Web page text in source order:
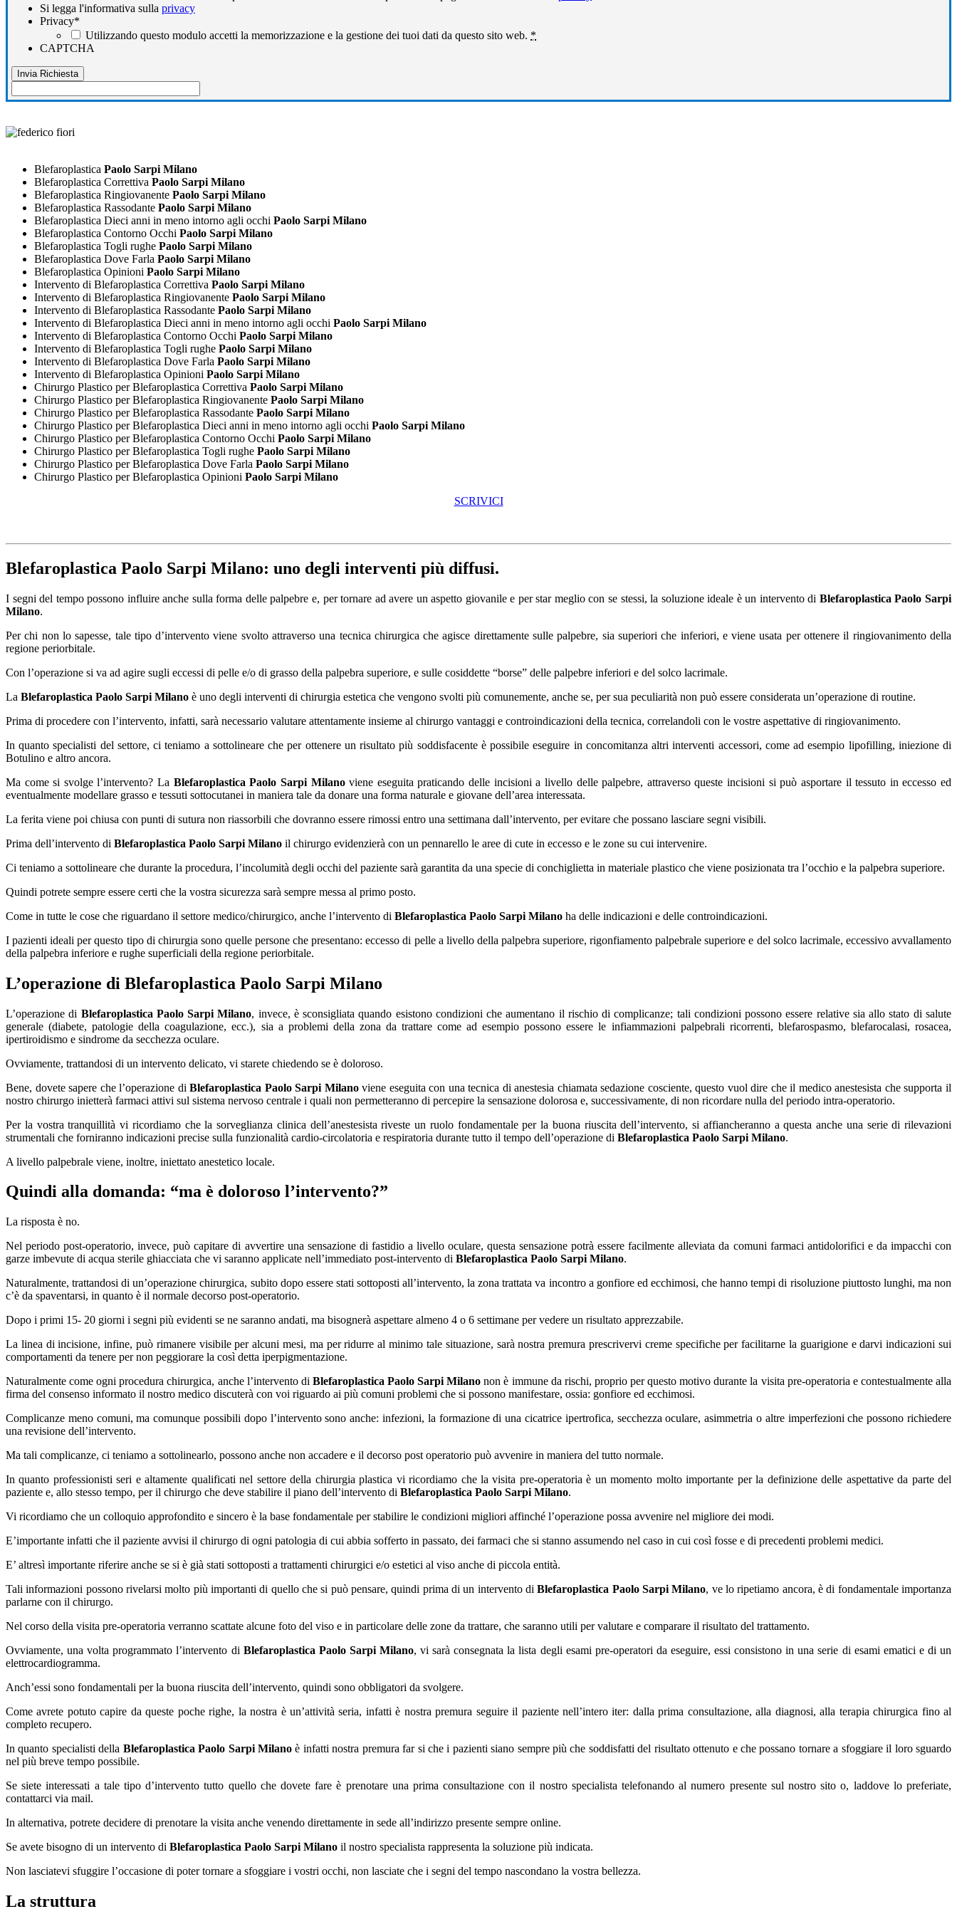
Si legga l'informativa sulla privacy
Privacy*
Utilizzando questo modulo accetti la memorizzazione e la gestione dei tuoi dati da questo sito web. *
CAPTCHA
Blefaroplastica Paolo Sarpi Milano
Blefaroplastica Correttiva Paolo Sarpi Milano
Blefaroplastica Ringiovanente Paolo Sarpi Milano
Blefaroplastica Rassodante Paolo Sarpi Milano
Blefaroplastica Dieci anni in meno intorno agli occhi Paolo Sarpi Milano
Blefaroplastica Contorno Occhi Paolo Sarpi Milano
Blefaroplastica Togli rughe Paolo Sarpi Milano
Blefaroplastica Dove Farla Paolo Sarpi Milano
Blefaroplastica Opinioni Paolo Sarpi Milano
Intervento di Blefaroplastica Correttiva Paolo Sarpi Milano
Intervento di Blefaroplastica Ringiovanente Paolo Sarpi Milano
Intervento di Blefaroplastica Rassodante Paolo Sarpi Milano
Intervento di Blefaroplastica Dieci anni in meno intorno agli occhi Paolo Sarpi Milano
Intervento di Blefaroplastica Contorno Occhi Paolo Sarpi Milano
Intervento di Blefaroplastica Togli rughe Paolo Sarpi Milano
Intervento di Blefaroplastica Dove Farla Paolo Sarpi Milano
Intervento di Blefaroplastica Opinioni Paolo Sarpi Milano
Chirurgo Plastico per Blefaroplastica Correttiva Paolo Sarpi Milano
Chirurgo Plastico per Blefaroplastica Ringiovanente Paolo Sarpi Milano
Chirurgo Plastico per Blefaroplastica Rassodante Paolo Sarpi Milano
Chirurgo Plastico per Blefaroplastica Dieci anni in meno intorno agli occhi Paolo Sarpi Milano
Chirurgo Plastico per Blefaroplastica Contorno Occhi Paolo Sarpi Milano
Chirurgo Plastico per Blefaroplastica Togli rughe Paolo Sarpi Milano
Chirurgo Plastico per Blefaroplastica Dove Farla Paolo Sarpi Milano
Chirurgo Plastico per Blefaroplastica Opinioni Paolo Sarpi Milano
SCRIVICI
Blefaroplastica Paolo Sarpi Milano: uno degli interventi più diffusi.
I segni del tempo possono influire anche sulla forma delle palpebre e, per tornare ad avere un aspetto giovanile e per star meglio con se stessi, la soluzione ideale è un intervento di Blefaroplastica Paolo Sarpi
Milano.
Per chi non lo sapesse, tale tipo d’intervento viene svolto attraverso una tecnica chirurgica che agisce direttamente sulle palpebre, sia superiori che inferiori, e viene usata per ottenere il ringiovanimento della
regione periorbitale.
Con l’operazione si va ad agire sugli eccessi di pelle e/o di grasso della palpebra superiore, e sulle cosiddette “borse” delle palpebre inferiori e del solco lacrimale.
La Blefaroplastica Paolo Sarpi Milano è uno degli interventi di chirurgia estetica che vengono svolti più comunemente, anche se, per sua peculiarità non può essere considerata un’operazione di routine.
Prima di procedere con l’intervento, infatti, sarà necessario valutare attentamente insieme al chirurgo vantaggi e controindicazioni della tecnica, correlandoli con le vostre aspettative di ringiovanimento.
In quanto specialisti del settore, ci teniamo a sottolineare che per ottenere un risultato più soddisfacente è possibile eseguire in concomitanza altri interventi accessori, come ad esempio lipofilling, iniezione di
Botulino e altro ancora.
Ma come si svolge l’intervento? La Blefaroplastica Paolo Sarpi Milanoviene eseguita praticando delle incisioni a livello delle palpebre, attraverso queste incisioni si può asportare il tessuto in eccesso ed
eventualmente modellare grasso e tessuti sottocutanei in maniera tale da donare una forma naturale e giovane dell’area interessata.
La ferita viene poi chiusa con punti di sutura non riassorbili che dovranno essere rimossi entro una settimana dall’intervento, per evitare che possano lasciare segni visibili.
Prima dell’intervento di Blefaroplastica Paolo Sarpi Milano il chirurgo evidenzierà con un pennarello le aree di cute in eccesso e le zone su cui intervenire.
Ci teniamo a sottolineare che durante la procedura, l’incolumità degli occhi del paziente sarà garantita da una specie di conchiglietta in materiale plastico che viene posizionata tra l’occhio e la palpebra superiore.
Quindi potrete sempre essere certi che la vostra sicurezza sarà sempre messa al primo posto.
Come in tutte le cose che riguardano il settore medico/chirurgico, anche l’intervento di Blefaroplastica Paolo Sarpi Milano ha delle indicazioni e delle controindicazioni.
I pazienti ideali per questo tipo di chirurgia sono quelle persone che presentano: eccesso di pelle a livello della palpebra superiore, rigonfiamento palpebrale superiore e del solco lacrimale, eccessivo avvallamento
della palpebra inferiore e rughe superficiali della regione periorbitale.
L’operazione di Blefaroplastica Paolo Sarpi Milano
L’operazione di Blefaroplastica Paolo Sarpi Milano, invece, è sconsigliata quando esistono condizioni che aumentano il rischio di complicanze; tali condizioni possono essere relative sia allo stato di salute
generale (diabete, patologie della coagulazione, ecc.), sia a problemi della zona da trattare come ad esempio possono essere le infiammazioni palpebrali ricorrenti, blefarospasmo, blefarocalasi, rosacea,
ipertiroidismo e sindrome da secchezza oculare.
Ovviamente, trattandosi di un intervento delicato, vi starete chiedendo se è doloroso.
Bene, dovete sapere che l’operazione diBlefaroplastica Paolo Sarpi Milanoviene eseguita con una tecnica di anestesia chiamata sedazione cosciente, questo vuol dire che il medico anestesista che supporta il
nostro chirurgo inietterà farmaci attivi sul sistema nervoso centrale i quali non permetteranno di percepire la sensazione dolorosa e, successivamente, di non ricordare nulla del periodo intra-operatorio.
Per la vostra tranquillità vi ricordiamo che la sorveglianza clinica dell’anestesista riveste un ruolo fondamentale per la buona riuscita dell’intervento, si affiancheranno a questa anche una serie di rilevazioni
strumentali che forniranno indicazioni precise sulla funzionalità cardio-circolatoria e respiratoria durante tutto il tempo dell’operazione di Blefaroplastica Paolo Sarpi Milano.
A livello palpebrale viene, inoltre, iniettato anestetico locale.
Quindi alla domanda: “ma è doloroso l’intervento?”
La risposta è no.
Nel periodo post-operatorio, invece, può capitare di avvertire una sensazione di fastidio a livello oculare, questa sensazione potrà essere facilmente alleviata da comuni farmaci antidolorifici e da impacchi con
garze imbevute di acqua sterile ghiacciata che vi saranno applicate nell’immediato post-intervento di Blefaroplastica Paolo Sarpi Milano.
Naturalmente, trattandosi di un’operazione chirurgica, subito dopo essere stati sottoposti all’intervento, la zona trattata va incontro a gonfiore ed ecchimosi, che hanno tempi di risoluzione piuttosto lunghi, ma non
c’è da spaventarsi, in quanto è il normale decorso post-operatorio.
Dopo i primi 15- 20 giorni i segni più evidenti se ne saranno andati, ma bisognerà aspettare almeno 4 o 6 settimane per vedere un risultato apprezzabile.
La linea di incisione, infine, può rimanere visibile per alcuni mesi, ma per ridurre al minimo tale situazione, sarà nostra premura prescrivervi creme specifiche per facilitarne la guarigione e darvi indicazioni sui
comportamenti da tenere per non peggiorare la così detta iperpigmentazione.
Naturalmente come ogni procedura chirurgica, anche l’intervento di Blefaroplastica Paolo Sarpi Milano non è immune da rischi, proprio per questo motivo durante la visita pre-operatoria e contestualmente alla
firma del consenso informato il nostro medico discuterà con voi riguardo ai più comuni problemi che si possono manifestare, ossia: gonfiore ed ecchimosi.
Complicanze meno comuni, ma comunque possibili dopo l’intervento sono anche: infezioni, la formazione di una cicatrice ipertrofica, secchezza oculare, asimmetria o altre imperfezioni che possono richiedere
una revisione dell’intervento.
Ma tali complicanze, ci teniamo a sottolinearlo, possono anche non accadere e il decorso post operatorio può avvenire in maniera del tutto normale.
In quanto professionisti seri e altamente qualificati nel settore della chirurgia plastica vi ricordiamo che la visita pre-operatoria è un momento molto importante per la definizione delle aspettative da parte del
paziente e, allo stesso tempo, per il chirurgo che deve stabilire il piano dell’intervento di Blefaroplastica Paolo Sarpi Milano.
Vi ricordiamo che un colloquio approfondito e sincero è la base fondamentale per stabilire le condizioni migliori affinché l’operazione possa avvenire nel migliore dei modi.
E’importante infatti che il paziente avvisi il chirurgo di ogni patologia di cui abbia sofferto in passato, dei farmaci che si stanno assumendo nel caso in cui così fosse e di precedenti problemi medici.
E’ altresì importante riferire anche se si è già stati sottoposti a trattamenti chirurgici e/o estetici al viso anche di piccola entità.
Tali informazioni possono rivelarsi molto più importanti di quello che si può pensare, quindi prima di un intervento diBlefaroplastica Paolo Sarpi Milano, ve lo ripetiamo ancora, è di fondamentale importanza
parlarne con il chirurgo.
Nel corso della visita pre-operatoria verranno scattate alcune foto del viso e in particolare delle zone da trattare, che saranno utili per valutare e comparare il risultato del trattamento.
Ovviamente, una volta programmato l’intervento di Blefaroplastica Paolo Sarpi Milano, vi sarà consegnata la lista degli esami pre-operatori da eseguire, essi consistono in una serie di esami ematici e di un
elettrocardiogramma.
Anch’essi sono fondamentali per la buona riuscita dell’intervento, quindi sono obbligatori da svolgere.
Come avrete potuto capire da queste poche righe, la nostra è un’attività seria, infatti è nostra premura seguire il paziente nell’intero iter: dalla prima consultazione, alla diagnosi, alla terapia chirurgica fino al
completo recupero.
In quanto specialisti della Blefaroplastica Paolo Sarpi Milanoè infatti nostra premura far si che i pazienti siano sempre più che soddisfatti del risultato ottenuto e che possano tornare a sfoggiare il loro sguardo
nel più breve tempo possibile.
Se siete interessati a tale tipo d’intervento tutto quello che dovete fare è prenotare una prima consultazione con il nostro specialista telefonando al numero presente sul nostro sito o, laddove lo preferiate,
contattarci via mail.
In alternativa, potrete decidere di prenotare la visita anche venendo direttamente in sede all’indirizzo presente sempre online.
Se avete bisogno di un intervento di Blefaroplastica Paolo Sarpi Milano il nostro specialista rappresenta la soluzione più indicata.
Non lasciatevi sfuggire l’occasione di poter tornare a sfoggiare i vostri occhi, non lasciate che i segni del tempo nascondano la vostra bellezza.
La struttura